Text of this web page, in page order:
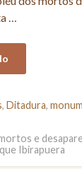
…
, Ditadura,
e
Ibirapuera